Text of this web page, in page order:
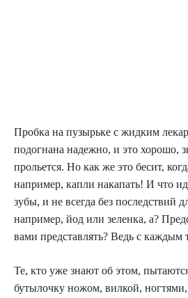
Пробка на пузырьке с жидким
подогнана надежно, и это хорошо,
прольется. Но как же это бесит,
например, капли накапать! И что
зубы, и не всегда без последствий
например, йод или зеленка, а?
вами представлять? Ведь с каждым
Те, кто уже знают об этом,
бутылочку ножом, вилкой,